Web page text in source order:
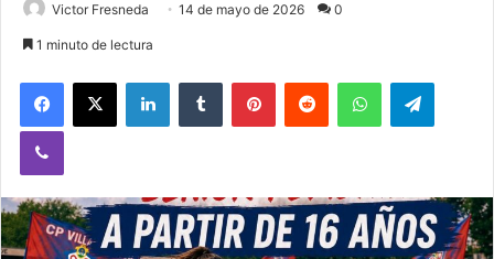
Victor Fresneda 14 de mayo de 2026 0
1 minuto de lectura